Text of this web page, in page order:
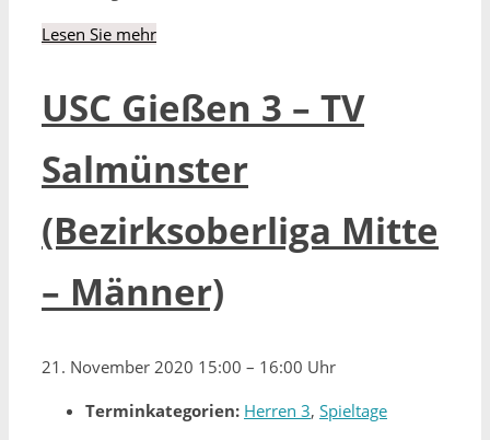
Lesen Sie mehr
USC Gießen 3 – TV
Salmünster
(Bezirksoberliga Mitte
– Männer)
21. November 2020 15:00 – 16:00 Uhr
Terminkategorien: Herren 3, Spieltage